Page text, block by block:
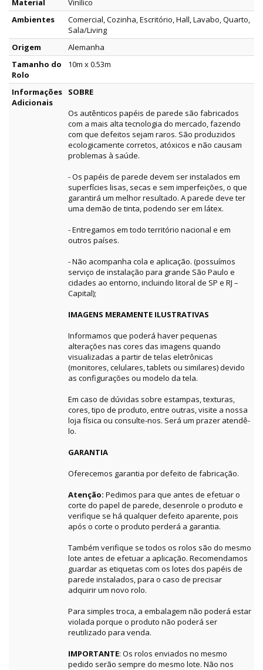
Material
Vinílico
Ambientes
Comercial, Cozinha, Escritório, Hall, Lavabo, Quarto,
Sala/Living
Origem
Alemanha
Tamanho do
Rolo
10m x 0.53m
Informações
Adicionais
SOBRE
Os autênticos papéis de parede são fabricados
com a mais alta tecnologia do mercado, fazendo
com que defeitos sejam raros. São produzidos
ecologicamente corretos, atóxicos e não causam
problemas à saúde.
- Os papéis de parede devem ser instalados em
superfícies lisas, secas e sem imperfeições, o que
garantirá um melhor resultado. A parede deve ter
uma demão de tinta, podendo ser em látex.
- Entregamos em todo território nacional e em
outros países.
- Não acompanha cola e aplicação. (possuímos
serviço de instalação para grande São Paulo e
cidades ao entorno, incluindo litoral de SP e RJ –
Capital);
IMAGENS MERAMENTE ILUSTRATIVAS
Informamos que poderá haver pequenas
alterações nas cores das imagens quando
visualizadas a partir de telas eletrônicas
(monitores, celulares, tablets ou similares) devido
as configurações ou modelo da tela.
Em caso de dúvidas sobre estampas, texturas,
cores, tipo de produto, entre outras, visite a nossa
loja física ou consulte-nos. Será um prazer atendê-
lo.
GARANTIA
Oferecemos garantia por defeito de fabricação.
Atenção: Pedimos para que antes de efetuar o
corte do papel de parede, desenrole o produto e
verifique se há qualquer defeito aparente, pois
após o corte o produto perderá a garantia.
Também verifique se todos os rolos são do mesmo
lote antes de efetuar a aplicação. Recomendamos
guardar as etiquetas com os lotes dos papéis de
parede instalados, para o caso de precisar
adquirir um novo rolo.
Para simples troca, a embalagem não poderá estar
violada porque o produto não poderá ser
reutilizado para venda.
IMPORTANTE: Os rolos enviados no mesmo
pedido serão sempre do mesmo lote. Não nos